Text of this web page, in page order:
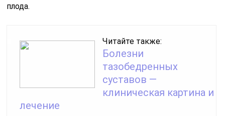
плода.
Читайте также:
Болезни
тазобедренных
суставов —
клиническая картина и
лечение